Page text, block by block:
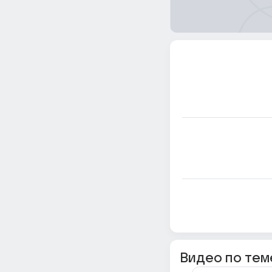
Видео по